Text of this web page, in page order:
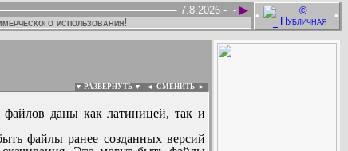
• •
►
-
7.8.2026 -
использования!
▼ РАЗВЕРНУТЬ ▼ ◄ СМЕНИТЬ ►
файлов даны как латиницей, так и
файлы ранее созданных версий